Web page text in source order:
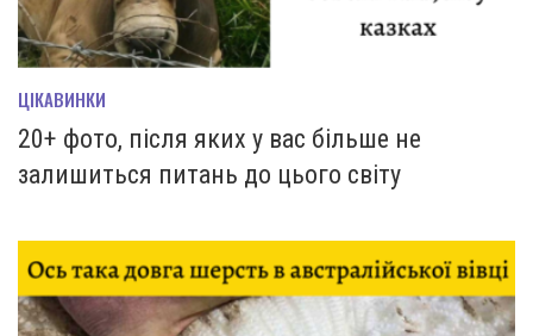
ЦІКАВИНКИ
20+ фото, після яких у вас більше не
залишиться питань до цього світу